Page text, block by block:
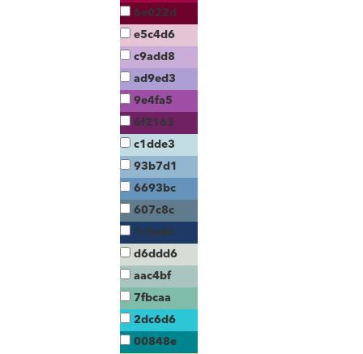
6e022d
e5c4d6
c9add8
ad9ed3
9e4fa5
6f2163
c1dde3
93b7d1
6693bc
607c8c
1c3a65
d6ddd6
aac4bf
7fbcaa
2dc6d6
00848e